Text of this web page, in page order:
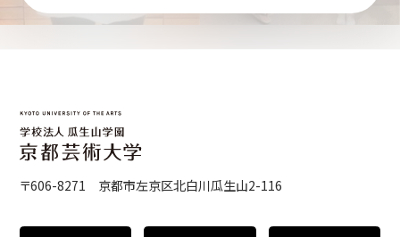
〒606-8271 京都市左京区北白川瓜生山2-116